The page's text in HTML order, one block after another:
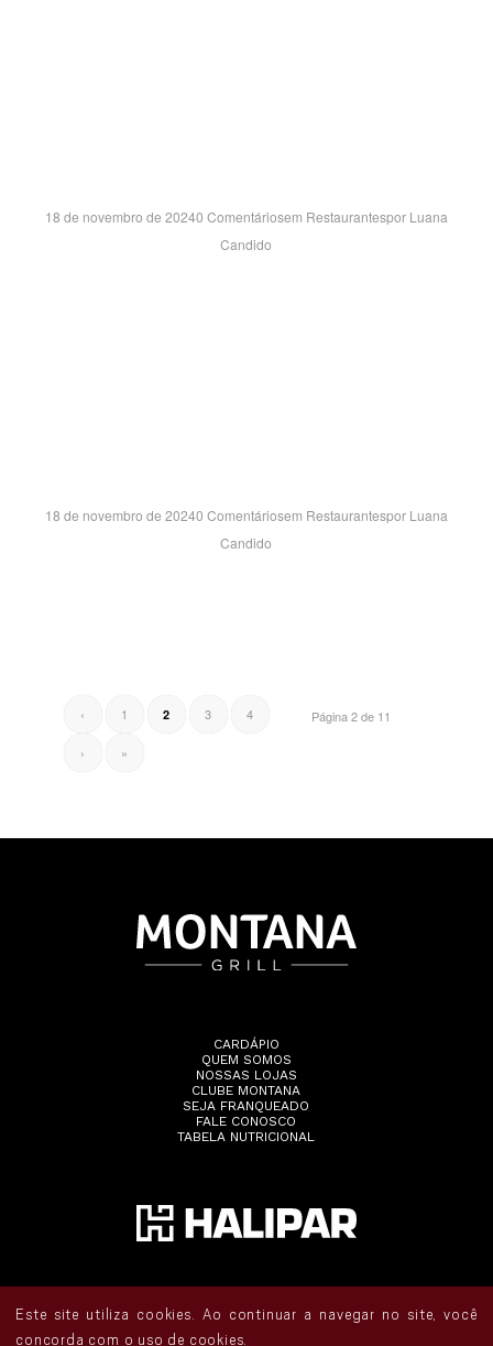
18 de novembro de 20240 Comentáriosem Restaurantespor Luana
Candido
18 de novembro de 20240 Comentáriosem Restaurantespor Luana
Candido
Página 2 de 11
‹ 1 2 3 4
› »
CARDÁPIO
QUEM SOMOS
NOSSAS LOJAS
CLUBE MONTANA
SEJA FRANQUEADO
FALE CONOSCO
TABELA NUTRICIONAL
Este site utiliza cookies. Ao continuar a navegar no site, você
concorda com o uso de cookies.